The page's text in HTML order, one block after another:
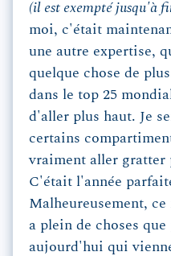
(il est exempté jusqu'à
moi, c'était
une autre expertise,
quelque chose de
dans le top 25
d'aller plus haut. Je
certains
vraiment aller gratter
C'était l'année
Malheureusement,
a plein de choses
aujourd'hui qui